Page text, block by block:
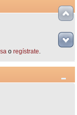
o regístrate.